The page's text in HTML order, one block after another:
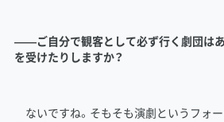
――ご自分で観客として必ず行く劇団は
を受けたりしますか？
ないですね。そもそも演劇というフォ